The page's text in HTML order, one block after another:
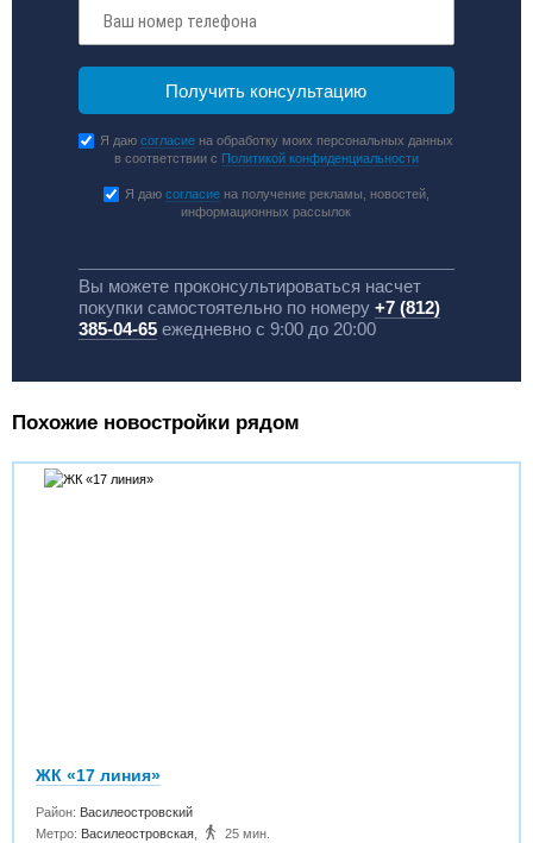
Я даюсогласие на обработку моих персональных данных
в соответствии с Политикой конфиденциальности
Я даю согласиена получение рекламы, новостей,
информационных рассылок
Вы можете проконсультироваться насчет
покупки самостоятельно по номеру +7 (812)
385-04-65ежедневно с 9:00 до 20:00
Похожие новостройки рядом
ЖК «17 линия»
Район: Василеостровский
Метро: Василеостровская
25 мин.